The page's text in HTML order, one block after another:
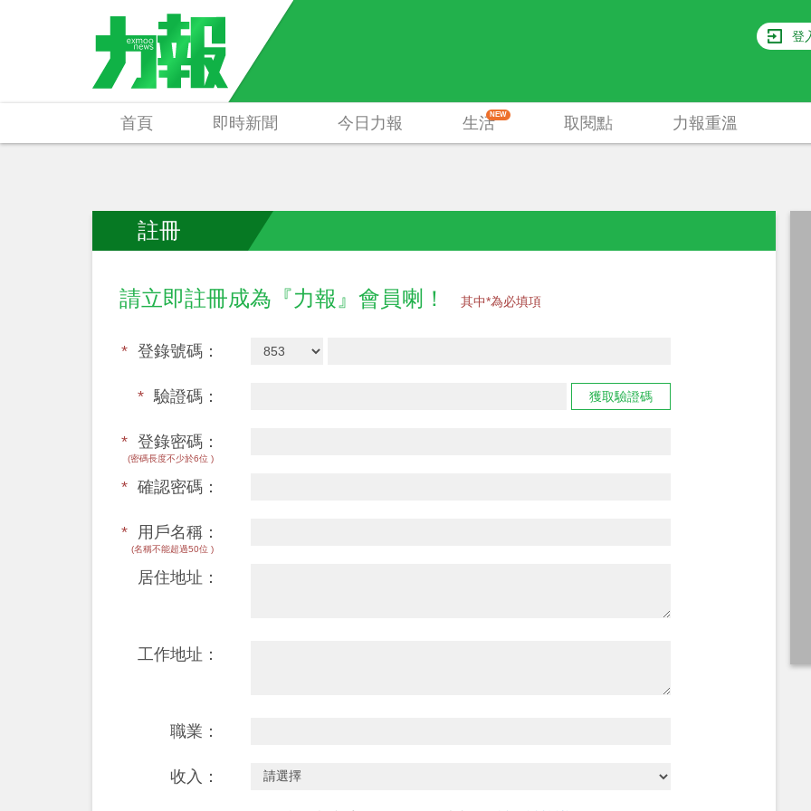
登
首頁 即時新聞 今日力報 生活NEW 取閱點 力報重溫
註冊
請立即註冊成為『力報』會員喇！ 其中*為必填項
* 登錄號碼：
* 驗證碼： 獲取驗證碼
* 登錄密碼：
(密碼長度不少於6位 )
* 確認密碼：
* 用戶名稱：
(名稱不能超過50位 )
居住地址：
工作地址：
職業：
收入：